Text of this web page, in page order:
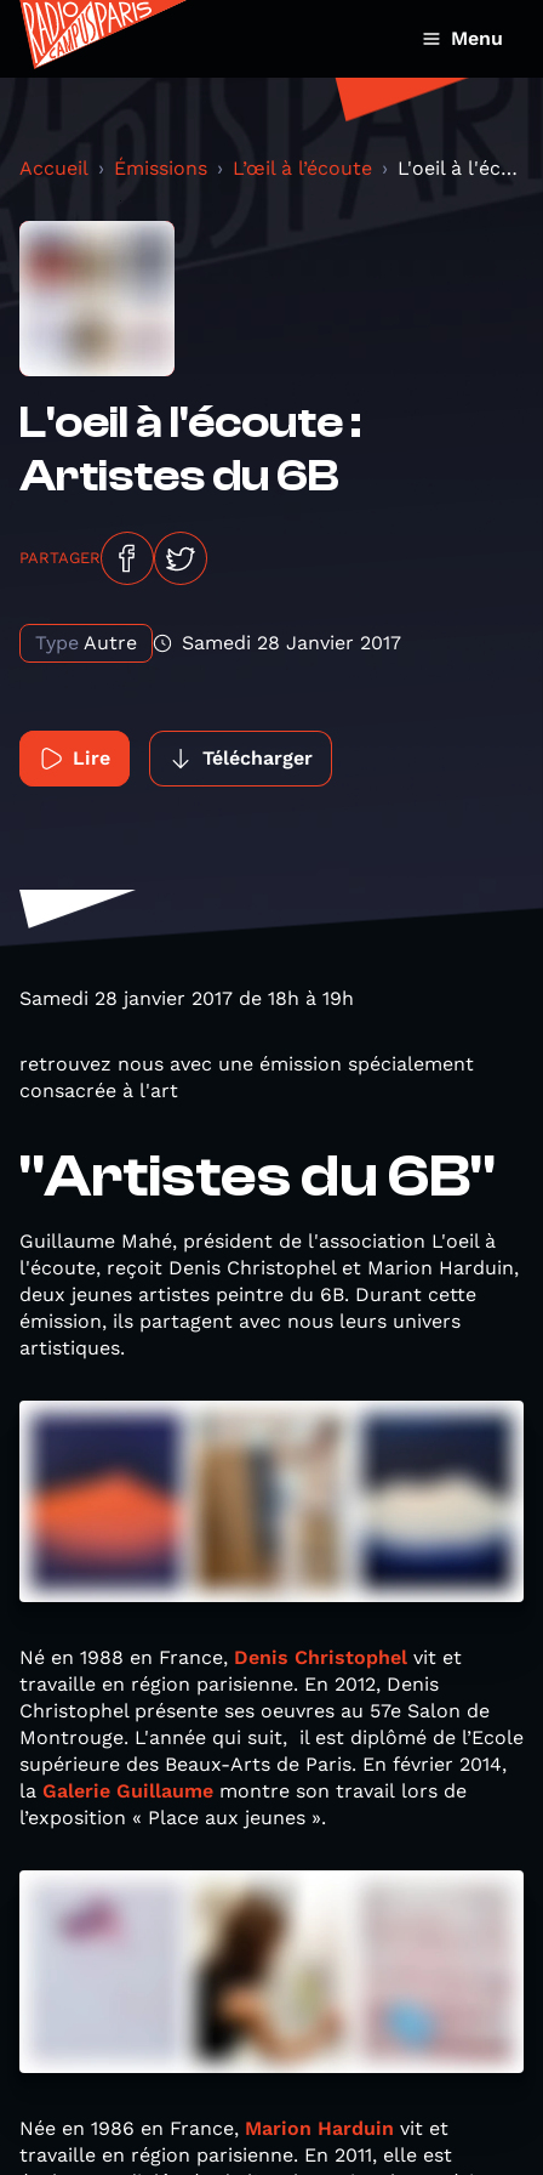
Menu
Accueil Émissions L’œil à l’écoute L'oeil à l'écoute : Artistes du 6B
L'oeil à l'écoute :
Artistes du 6B
PARTAGER
Type Autre Samedi 28 Janvier 2017
Lire Télécharger
Samedi 28 janvier 2017 de 18h à 19h
retrouvez nous avec une émission spécialement
consacrée à l'art
"Artistes du 6B"
Guillaume Mahé, président de l'association L'oeil à
l'écoute, reçoit Denis Christophel et Marion Harduin,
deux jeunes artistes peintre du 6B. Durant cette
émission, ils partagent avec nous leurs univers
artistiques.
Né en 1988 en France, Denis Christophel vit et
travaille en région parisienne. En 2012, Denis
Christophel présente ses oeuvres au 57e Salon de
Montrouge. L'année qui suit, il est diplômé de l’Ecole
supérieure des Beaux-Arts de Paris. En février 2014,
la Galerie Guillaume montre son travail lors de
l’exposition « Place aux jeunes ».
Née en 1986 en France, Marion Harduin vit et
travaille en région parisienne. En 2011, elle est